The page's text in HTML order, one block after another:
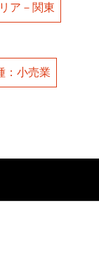
ア－関東
：小売業